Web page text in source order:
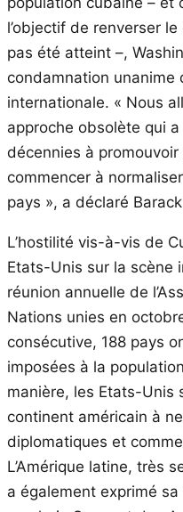
l’objectif de renverser
pas été atteint –,
condamnation unanime
internationale. « Nous
approche obsolète qui
décennies à
commencer à
pays », a déclaré
L’hostilité vis-à-vis de
Etats-Unis sur la scène
réunion annuelle de
Nations unies en
consécutive, 188 pays
imposées à la
manière, les Etats-Unis
continent américain à
diplomatiques et
L’Amérique latine, très
a également exprimé sa